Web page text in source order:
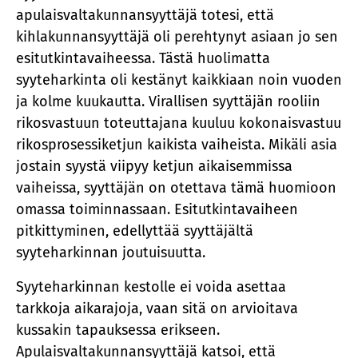
apulaisvaltakunnansyyttäjä totesi, että
kihlakunnansyyttäjä oli perehtynyt asiaan jo sen
esitutkintavaiheessa. Tästä huolimatta
syyteharkinta oli kestänyt kaikkiaan noin vuoden
ja kolme kuukautta. Virallisen syyttäjän rooliin
rikosvastuun toteuttajana kuuluu kokonaisvastuu
rikosprosessiketjun kaikista vaiheista. Mikäli asia
jostain syystä viipyy ketjun aikaisemmissa
vaiheissa, syyttäjän on otettava tämä huomioon
omassa toiminnassaan. Esitutkintavaiheen
pitkittyminen, edellyttää syyttäjältä
syyteharkinnan joutuisuutta.
Syyteharkinnan kestolle ei voida asettaa
tarkkoja aikarajoja, vaan sitä on arvioitava
kussakin tapauksessa erikseen.
Apulaisvaltakunnansyyttäjä katsoi, että